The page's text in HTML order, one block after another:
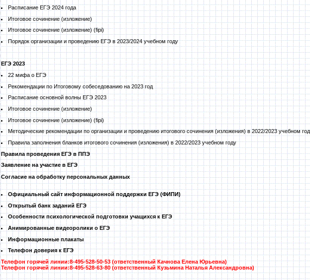
Расписание ЕГЭ 2024 года
Итоговое сочинение (изложение)
Итоговое сочинение (изложение)(fipi)
Порядок организации и проведению ЕГЭ в 2023/2024 учебном году
ЕГЭ 2023
22 мифа о ЕГЭ
Рекомендации по Итоговому собеседованию на 2023 год
Расписание основной волны ЕГЭ 2023
Итоговое сочинение (изложение)
Итоговое сочинение (изложение)(fipi)
Методические рекомендации по организации и проведению итогового сочинения (изложения) в 2022/2023 учебном
Правила заполнения бланков итогового сочинения (изложения) в 2022/2023 учебном году
Правила проведения ЕГЭ в ППЭ
Заявление на участие в ЕГЭ
Согласие на обработку персональных данных
Официальный сайт информационной поддержки ЕГЭ (ФИПИ)
Открытый банк заданий ЕГЭ
Особенности психологической подготовки учащихся к ЕГЭ
Анимированные видеоролики о ЕГЭ
Информационные плакаты
Телефон доверия к ЕГЭ
Телефон горячей линии:8-495-528-50-53 (ответственный Качнова Елена Юрьевна)
Телефон горячей линии:8-495-528-63-80 (ответственный Кузьмина Наталья Александровна)